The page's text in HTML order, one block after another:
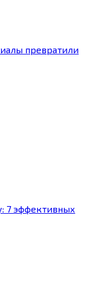
превратили
7 эффективных